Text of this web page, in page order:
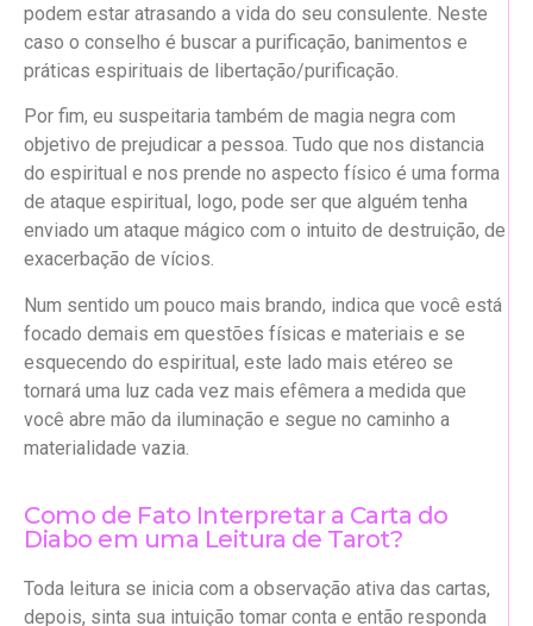
podem estar atrasando a vida do seu consulente. Neste
caso o conselho é buscar a purificação, banimentos e
práticas espirituais de libertação/purificação.
Por fim, eu suspeitaria também de magia negra com
objetivo de prejudicar a pessoa. Tudo que nos distancia
do espiritual e nos prende no aspecto físico é uma forma
de ataque espiritual, logo, pode ser que alguém tenha
enviado um ataque mágico com o intuito de destruição, de
exacerbação de vícios.
Num sentido um pouco mais brando, indica que você está
focado demais em questões físicas e materiais e se
esquecendo do espiritual, este lado mais etéreo se
tornará uma luz cada vez mais efêmera a medida que
você abre mão da iluminação e segue no caminho a
materialidade vazia.
Como de Fato Interpretar a Carta do
Diabo em uma Leitura de Tarot?
Toda leitura se inicia com a observação ativa das cartas,
depois, sinta sua intuição tomar conta e então responda